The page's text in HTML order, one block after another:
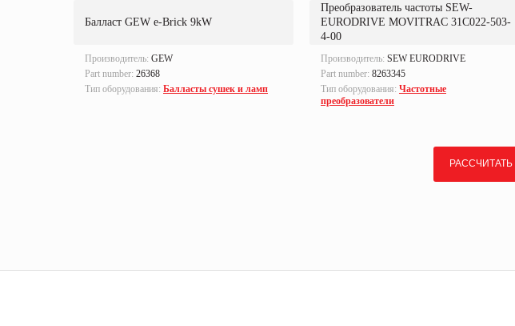
Балласт GEW e-Brick 9kW
Производитель: GEW
Part number: 26368
Тип оборудования: Балласты сушек и ламп
Преобразователь частоты SEW-
EURODRIVE MOVITRAC 31C022-503-
4-00
Производитель: SEW EURODRIVE
Part number: 8263345
Тип оборудования: Частотные
преобразователи